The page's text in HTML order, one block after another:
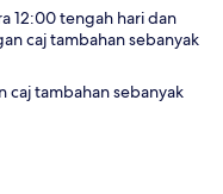
12:00 tengah hari dan
caj tambahan sebanyak
caj tambahan sebanyak